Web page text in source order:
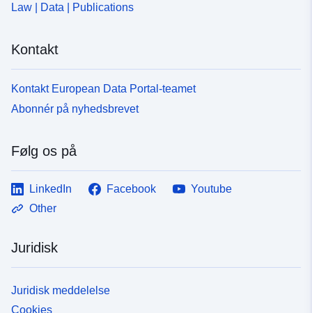
Law | Data | Publications
Kontakt
Kontakt European Data Portal-teamet
Abonnér på nyhedsbrevet
Følg os på
LinkedIn Facebook
Youtube
Other
Juridisk
Juridisk meddelelse
Cookies